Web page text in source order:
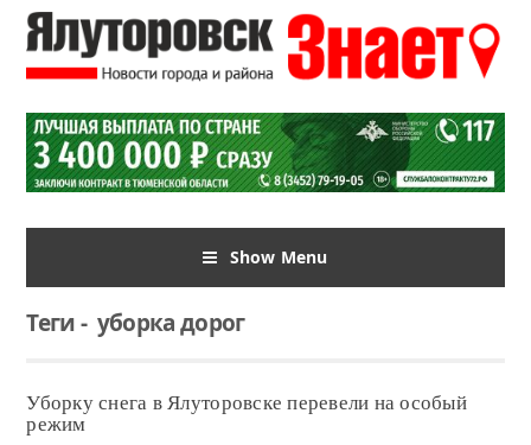
Show Menu
Теги-уборка дорог
Уборку снега в Ялуторовске перевели на особый
режим